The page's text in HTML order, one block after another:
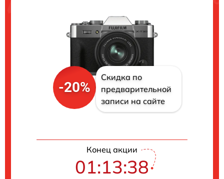
-20%
Скидка по
предварительной
записи на сайте
Конец акции
01:13:37